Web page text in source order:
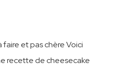
et pas chère Voici
recette de cheesecake